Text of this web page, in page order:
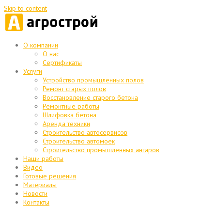
Skip to content
О компании
О нас
Сертификаты
Услуги
Устройство промышленных полов
Ремонт старых полов
Восстановление старого бетона
Ремонтные работы
Шлифовка бетона
Аренда техники
Строительство автосервисов
Строительство автомоек
Строительство промышленных ангаров
Наши работы
Видео
Готовые решения
Материалы
Новости
Контакты